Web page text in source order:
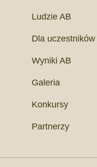
Ludzie AB
Dla uczestników
Wyniki AB
Galeria
Konkursy
Partnerzy